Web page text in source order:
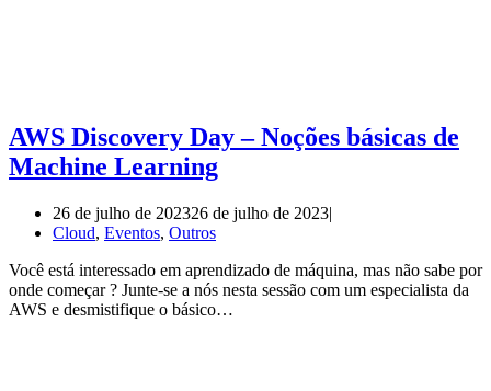
AWS Discovery Day – Noções básicas de
Machine Learning
26 de julho de 202326 de julho de 2023
Cloud, Eventos, Outros
Você está interessado em aprendizado de máquina, mas não sabe por
onde começar ? Junte-se a nós nesta sessão com um especialista da
AWS e desmistifique o básico…